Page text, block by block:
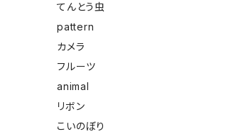
てんとう虫
pattern
カメラ
フルーツ
animal
リボン
こいのぼり